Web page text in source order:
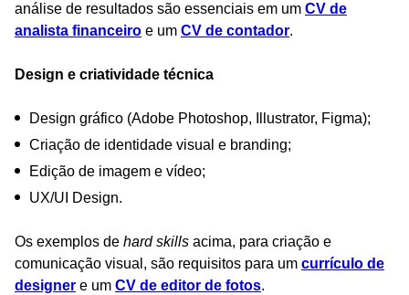
análise de resultados são essenciais em um CV de
analista financeiro e um CV de contador.
Design e criatividade técnica
Design gráfico (Adobe Photoshop, Illustrator, Figma);
Criação de identidade visual e branding;
Edição de imagem e vídeo;
UX/UI Design.
Os exemplos de hard skills acima, para criação e
comunicação visual, são requisitos para um currículo de
designer e um CV de editor de fotos.